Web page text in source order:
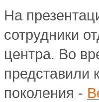
На
сотрудники
центра. Во
представили
поколения -